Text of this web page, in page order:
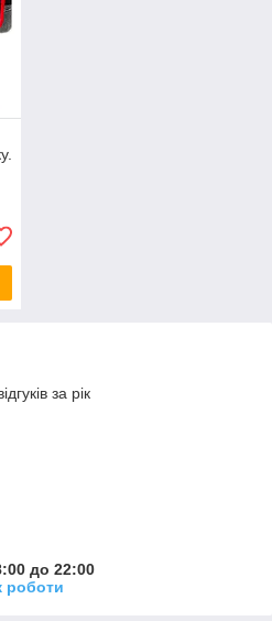
за рік
до 22:00
роботи